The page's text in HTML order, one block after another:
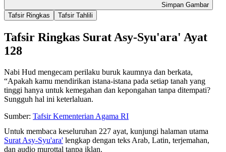
Simpan Gambar
Tafsir Ringkas
Tafsir Tahlili
Tafsir Ringkas Surat Asy-Syu'ara' Ayat
128
Nabi Hud mengecam perilaku buruk kaumnya dan berkata,
“Apakah kamu mendirikan istana-istana pada setiap tanah yang
tinggi hanya untuk kemegahan dan kepongahan tanpa ditempati?
Sungguh hal ini keterlaluan.
Sumber: Tafsir Kementerian Agama RI
Untuk membaca keseluruhan 227 ayat, kunjungi halaman utama
Surat Asy-Syu'ara' lengkap dengan teks Arab, Latin, terjemahan,
dan audio murottal tanpa iklan.